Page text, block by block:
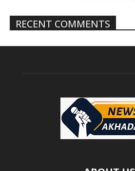
RECENT COMMENTS